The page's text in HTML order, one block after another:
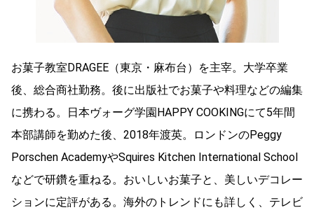
お菓子教室DRAGEE（東京・麻布台）を主宰。大学卒業
後、総合商社勤務。後に出版社でお菓子や料理などの編集
に携わる。日本ヴォーグ学園HAPPY COOKINGにて5年間
本部講師を勤めた後、2018年渡英。ロンドンのPeggy
Porschen AcademyやSquires Kitchen International School
などで研鑽を重ねる。おいしいお菓子と、美しいデコレー
ションに定評がある。海外のトレンドにも詳しく、テレビ